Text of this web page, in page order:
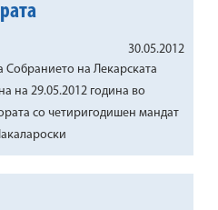
30.05.2012
Собранието на Лекарската
на 29.05.2012 година во
со четиригодишен мандат